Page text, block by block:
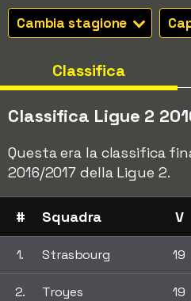
Cambia stagione
Classifica
Classifica Ligue 2
Questa era la classifica
2016/2017 della Ligue 2.
# Squadra V
1. Strasbourg 19
2. Troyes 19